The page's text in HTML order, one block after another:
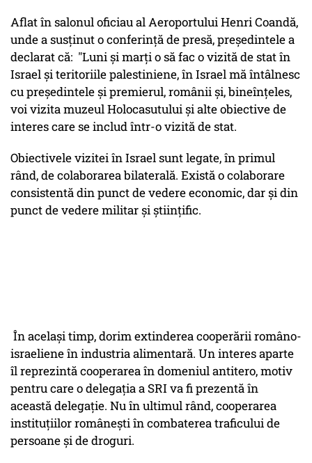
Aflat în salonul oficiau al Aeroportului Henri Coandă,
unde a susținut o conferință de presă, președintele a
declarat că: "Luni şi marţi o să fac o vizită de stat în
Israel şi teritoriile palestiniene, în Israel mă întâlnesc
cu preşedintele şi premierul, românii şi, bineînţeles,
voi vizita muzeul Holocasutului şi alte obiective de
interes care se includ într-o vizită de stat.
Obiectivele vizitei în Israel sunt legate, în primul
rând, de colaborarea bilaterală. Există o colaborare
consistentă din punct de vedere economic, dar şi din
punct de vedere militar şi ştiinţific.
În acelaşi timp, dorim extinderea cooperării româno-
israeliene în industria alimentară. Un interes aparte
îl reprezintă cooperarea în domeniul antitero, motiv
pentru care o delegaţia a SRI va fi prezentă în
această delegaţie. Nu în ultimul rând, cooperarea
instituţiilor româneşti în combaterea traficului de
persoane şi de droguri.